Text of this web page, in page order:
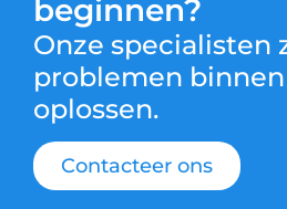
beginnen?
Onze specialisten
problemen
oplossen.
Contacteer ons